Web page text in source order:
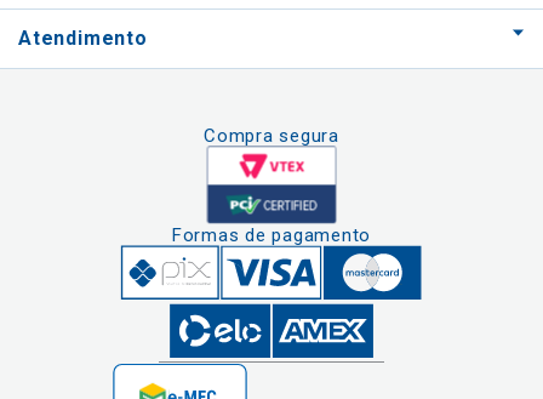
Atendimento
Compra segura
Formas de pagamento